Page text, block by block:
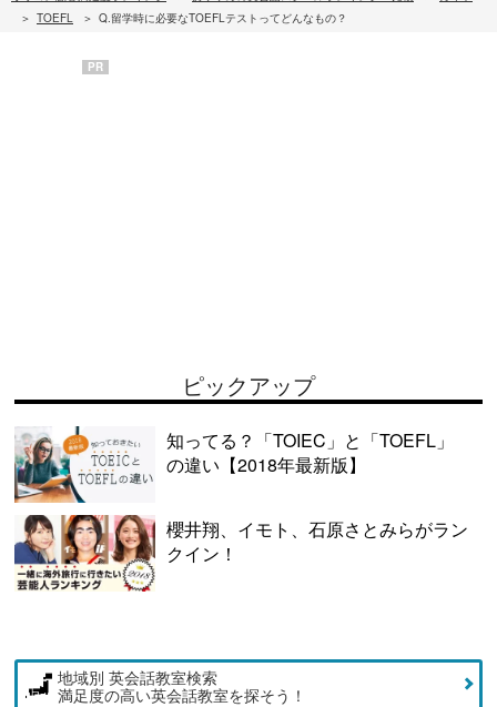
TOEFL
Q.留学時に必要なTOEFLテストってどんなもの？
PR
ピックアップ
知ってる？「TOIEC」と「TOEFL」
の違い【2018年最新版】
櫻井翔、イモト、石原さとみらがラン
クイン！
地域別 英会話教室検索
満足度の高い英会話教室を探そう！